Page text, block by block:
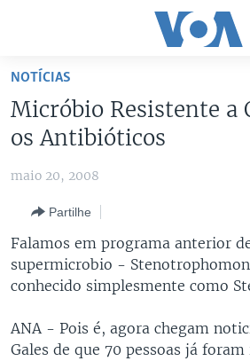
Acesso
para
artigo
principal
para
GUINÉ-BISSAU
ÁFRICA E MUNDO
BRASIL
DESPORTO
AFRICA AGORA
VÍDEOS
VOA60 ÁFRICA
VOA 60 CLIMA
PASSADEIRA VERMELHA
ÁUDIO
ENTRETENIMENTO
NOTÍCIAS
Micróbio Resistente a
os Antibióticos
maio 20, 2008
Partilhe
Falamos em programa anterior
supermicrobio -
conhecido simplesmente como
ANA - Pois é, agora chegam
Gales de que 70 pessoas já